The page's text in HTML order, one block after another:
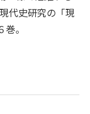
代史研究の「現
。